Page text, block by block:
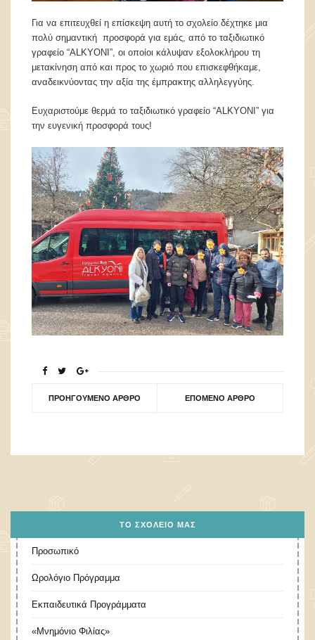
Για να επιτευχθεί η επίσκεψη αυτή το σχολείο δέχτηκε μια
πολύ σημαντική προσφορά για εμάς, από το ταξιδιωτικό
γραφείο “ΑLKYONI”, οι οποίοι κάλυψαν εξολοκλήρου τη
μετακίνηση από και προς το χωριό που επισκεφθήκαμε,
αναδεικνύοντας την αξία της έμπρακτης αλληλεγγύης.
Ευχαριστούμε θερμά το ταξιδιωτικό γραφείο “ΑLKYONI” για
την ευγενική προσφορά τους!
ΠΡΟΗΓΟΎΜΕΝΟ ΆΡΘΡΟ ΕΠΌΜΕΝΟ ΆΡΘΡΟ
ΤΟ ΣΧΟΛΕΊΟ ΜΑΣ
Προσωπικό
Ωρολόγιο Πρόγραμμα
Εκπαιδευτικά Προγράμματα
«Μνημόνιο Φιλίας»